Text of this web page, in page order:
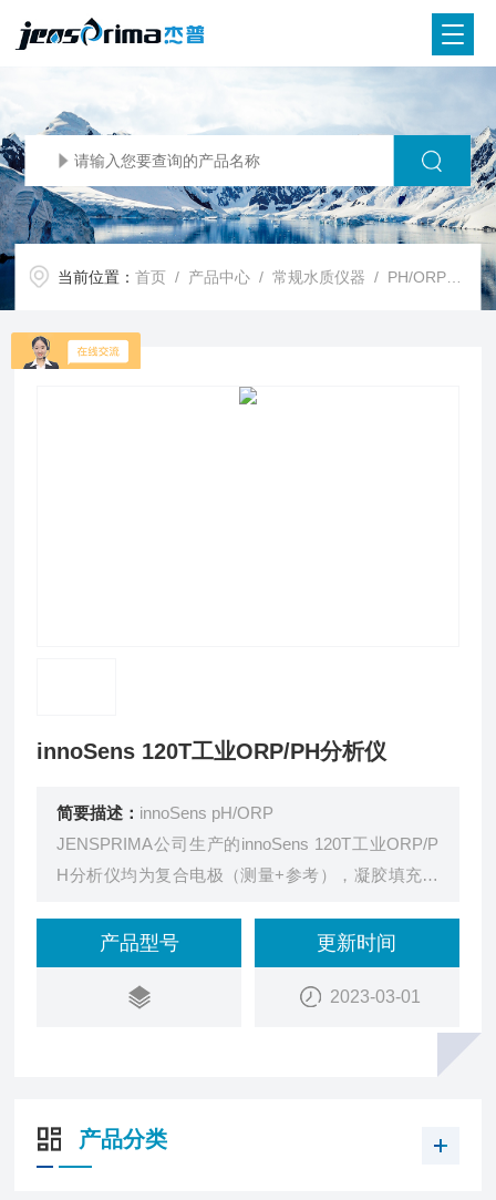
当前位置：首页 / 产品中心 /常规水质仪器 / PH/ORP分析仪
innoSens 120T工业ORP/PH分析仪
简要描述： innoSens pH/ORP
JENSPRIMA公司生产的innoSens 120T工业ORP/P
H分析仪均为复合电极（测量+参考），凝胶填充和
可应用于各种水质。
配套控制器：
产品型号 更新时间
2023-03-01
产品分类